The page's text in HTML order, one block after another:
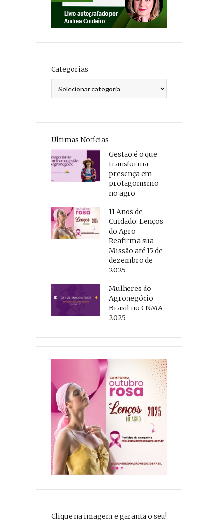
Categorias
Últimas Notícias
Gestão é o que
transforma
presença em
protagonismo
no agro
11 Anos de
Cuidado: Lenços
do Agro
Reafirma sua
Missão até 15 de
dezembro de
2025
Mulheres do
Agronegócio
Brasil no CNMA
2025
Clique na imagem e garanta o seu!